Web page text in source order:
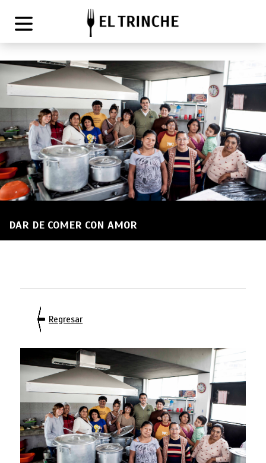
DAR DE COMER CON AMOR
Regresar